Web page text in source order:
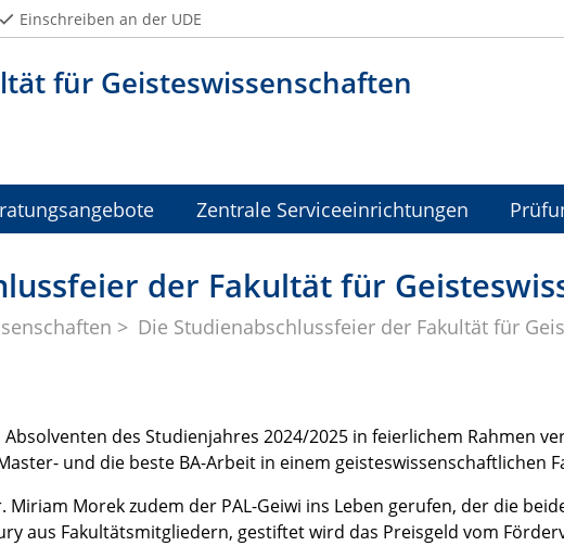
für Geisteswissenschaften
Einschreiben an der UDE
Zentrale Serviceeinrichtungen
der Fakultät für
Die Studienabschlussfeier der Fakultät für
des Studienjahres 2024/2025 in feierlichem Rahmen
und die beste BA-Arbeit in einem geisteswissenschaftlichen
Morek zudem der PAL-Geiwi ins Leben gerufen, der die
aus Fakultätsmitgliedern, gestiftet wird das Preisgeld vom